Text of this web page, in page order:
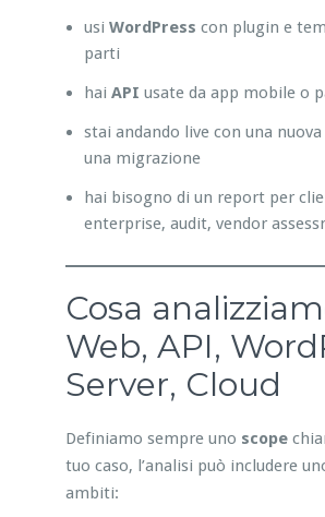
usi WordPress con plugin e
parti
hai API usate da app mobile o
stai andando live con una
una migrazione
hai bisogno di un report per
enterprise, audit, vendor
Cosa
Web, API,
Server, Cloud
Definiamo sempre uno scope
tuo caso, l’analisi può includere
ambiti: